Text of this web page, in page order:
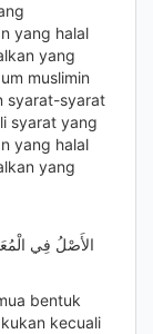
yang halal
yang
muslimin
syarat-syarat
syarat yang
yang halal
yang
الأَصْلُ فِي
bentuk
kecuali